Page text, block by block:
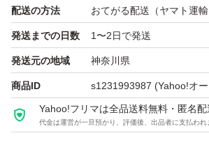
獲得しないと使えませんのでご注意く
フリマの週末とりまフリマクーポン
可能性高いです。
【ゴールドクーポン獲得・使用手順】
る（今までと変わらなければ土・日に
オクゴールドクーポンで検索すれば出
配送の方法 おてがる配送（ヤマト運輸
発送までの日数 1〜2日で発送
発送元の地域 神奈川県
商品ID s1231993987 (Yahoo!オ
Yahoo!フリマは全品送料無料・匿名配
代金は運営が一旦預かり、評価後、出品者に支払われ